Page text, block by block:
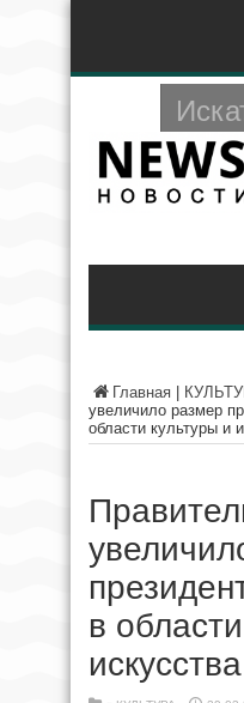
Главная
увеличило размер
области культуры и
в
искусства